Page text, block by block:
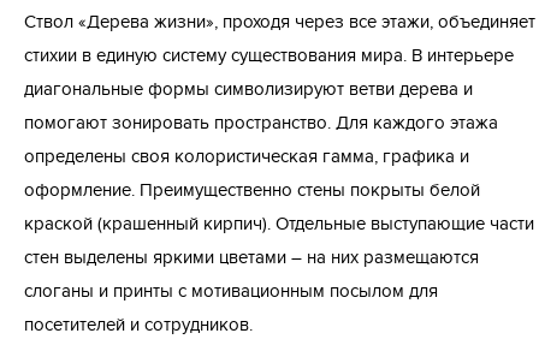
Ствол «Дерева жизни», проходя через все этажи, объединяет
стихии в единую систему существования мира. В интерьере
диагональные формы символизируют ветви дерева и
помогают зонировать пространство. Для каждого этажа
определены своя колористическая гамма, графика и
оформление. Преимущественно стены покрыты белой
краской (крашенный кирпич). Отдельные выступающие части
стен выделены яркими цветами – на них размещаются
слоганы и принты с мотивационным посылом для
посетителей и сотрудников.